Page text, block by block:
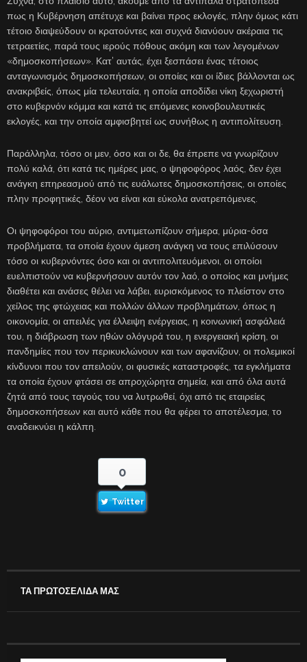
πως η Κυβέρνηση απέτυχε και βαίνει προς εκλογές, πλην όμως κάτι
τέτοιο διαψεύδουν οι κρατούντες και συχνά διανύουν ακέραια τις
τετραετίες, παρά τους ιερούς πόθους ακόμη και των λεγομένων
«δημοσκοπήσεων». Κατ’ αυτάς, έχει ξεσπάσει ένας τέτοιος
ανταγωνισμός δημοσκοπήσεων, οι οποίες και οι ίδιες βάλλονται ως
ανακριβείς, όπως μία τελευταία, η οποία αποδίδει νίκη ξεχωριστή
στο κυβερνόν κόμμα και κατά τις επόμενες κοινοβουλευτικές
εκλογές, και την οποία αμφισβητεί ως συνήθως η αντιπολίτευση.
Παράλληλα, τόσο οι μεν, όσο και οι δε, θα έπρεπε να γνωρίζουν
πολύ καλά, ότι κατά τις ημέρες μας, ο ψηφοφόρος λαός, δεν έχει
ανάγκη επηρεασμού από τις ευάλωτες δημοσκοπήσεις, οι οποίες
πλην προφητικές, δέον να είναι και εύκολα ανατρεπόμενες.
Οι ψηφοφόροι του αύριο, αντιμετωπίζουν σήμερα, μύρια-όσα
προβλήματα, τα οποία έχουν άμεση ανάγκη να τους επιλύσουν
τόσο οι κυβερνόντες όσο και οι αντιπολιτευόμενοι, οι οποίοι
ευελπιστούν να κυβερνήσουν αυτόν τον λαό, ο οποίος και μνήμες
διαθέτει και ανάσες θέλει να λάβει, ευρισκόμενος το πλείστον στο
χείλος της φτώχειας και πολλών άλλων προβλημάτων, όπως η
οικονομία, οι απειλές για έλλειψη ενέργειας, η κοινωνική ασφάλειά
του, η διάβρωση των ηθών ολόγυρά του, η ενεργειακή κρίση, οι
πανδημίες που τον περικυκλώνουν και των αφανίζουν, οι πολεμικοί
κίνδυνοι που τον απειλούν, οι φυσικές καταστροφές, τα εγκλήματα
τα οποία έχουν φτάσει σε απροχώρητα σημεία, και από όλα αυτά
ζητά από τους ταγούς του να λυτρωθεί, όχι από τις εταιρείες
δημοσκοπήσεων και αυτό κάθε που θα φέρει το αποτέλεσμα, το
αναδεικνύει η κάλπη.
0
Twitter
ΤΑ ΠΡΩΤΟΣΕΛΙΔΑ ΜΑΣ